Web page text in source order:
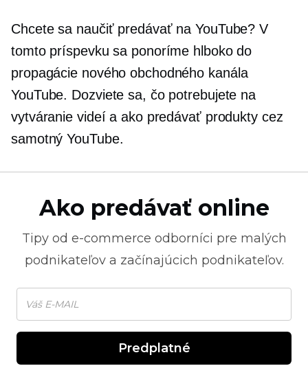
Chcete sa naučiť predávať na YouTube? V
tomto príspevku sa ponoríme hlboko do
propagácie nového obchodného kanála
YouTube. Dozviete sa, čo potrebujete na
vytváranie videí a ako predávať produkty cez
samotný YouTube.
Ako predávať online
Tipy od e-commerce odborníci pre malých
podnikateľov a začínajúcich podnikateľov.
Predplatné